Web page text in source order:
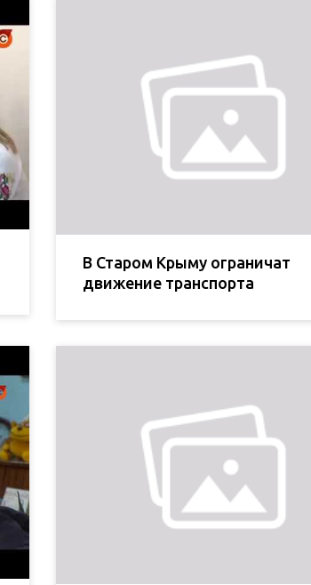
В Старом Крыму ограничат
движение транспорта